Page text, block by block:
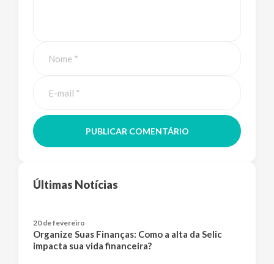
PUBLICAR COMENTÁRIO
Últimas Notícias
20 de fevereiro
Organize Suas Finanças: Como a alta da Selic
impacta sua vida financeira?